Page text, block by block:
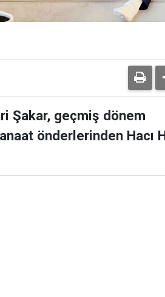
Şakar, geçmiş dönem
önderlerinden Hacı